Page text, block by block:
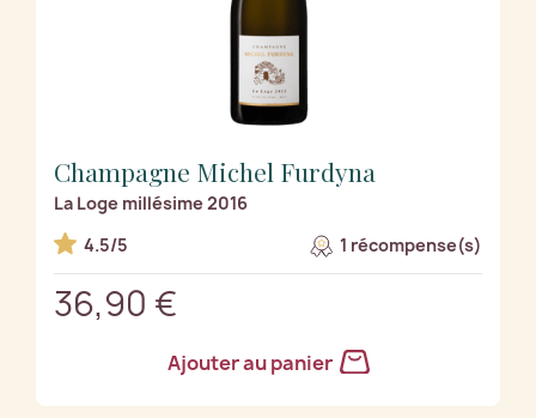
Champagne Michel Furdyna
La Loge millésime 2016
4.5/5
1 récompense(s)
36,90 €
Ajouter au panier